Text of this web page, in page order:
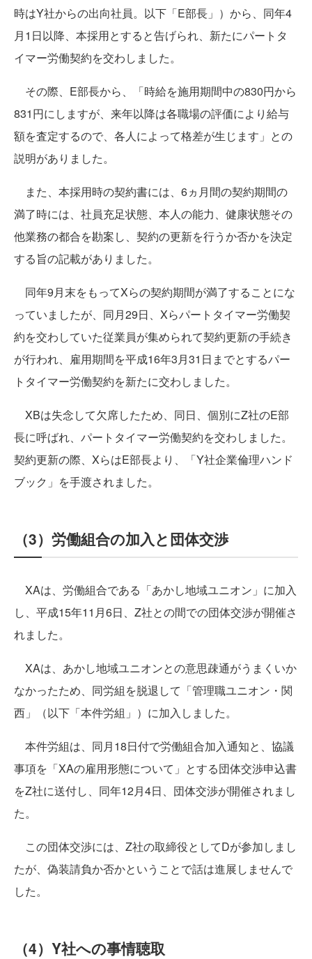
時はY社からの出向社員。以下「E部長」）から、同年4
月1日以降、本採用とすると告げられ、新たにパートタ
イマー労働契約を交わしました。
その際、E部長から、「時給を施用期間中の830円から
831円にしますが、来年以降は各職場の評価により給与
額を査定するので、各人によって格差が生じます」との
説明がありました。
また、本採用時の契約書には、6ヵ月間の契約期間の
満了時には、社員充足状態、本人の能力、健康状態その
他業務の都合を勘案し、契約の更新を行うか否かを決定
する旨の記載がありました。
同年9月末をもってXらの契約期間が満了することにな
っていましたが、同月29日、Xらパートタイマー労働契
約を交わしていた従業員が集められて契約更新の手続き
が行われ、雇用期間を平成16年3月31日までとするパー
トタイマー労働契約を新たに交わしました。
XBは失念して欠席したため、同日、個別にZ社のE部
長に呼ばれ、パートタイマー労働契約を交わしました。
契約更新の際、XらはE部長より、「Y社企業倫理ハンド
ブック」を手渡されました。
（3）労働組合の加入と団体交渉
XAは、労働組合である「あかし地域ユニオン」に加入
し、平成15年11月6日、Z社との間での団体交渉が開催さ
れました。
XAは、あかし地域ユニオンとの意思疎通がうまくいか
なかったため、同労組を脱退して「管理職ユニオン・関
西」（以下「本件労組」）に加入しました。
本件労組は、同月18日付で労働組合加入通知と、協議
事項を「XAの雇用形態について」とする団体交渉申込書
をZ社に送付し、同年12月4日、団体交渉が開催されまし
た。
この団体交渉には、Z社の取締役としてDが参加しまし
たが、偽装請負か否かということで話は進展しませんで
した。
（4）Y社への事情聴取